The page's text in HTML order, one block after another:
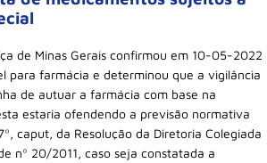
de Minas Gerais confirmou em 10-05-2022
para farmácia e determinou que a vigilância
de autuar a farmácia com base na
estaria ofendendo a previsão normativa
caput, da Resolução da Diretoria Colegiada
nº 20/2011, caso seja constatada a